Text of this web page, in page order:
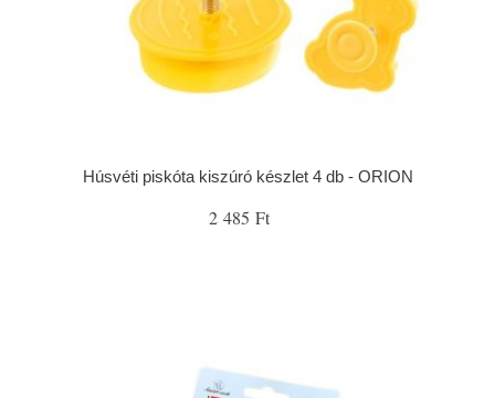
Húsvéti piskóta kiszúró készlet 4 db - ORION
2 485 Ft